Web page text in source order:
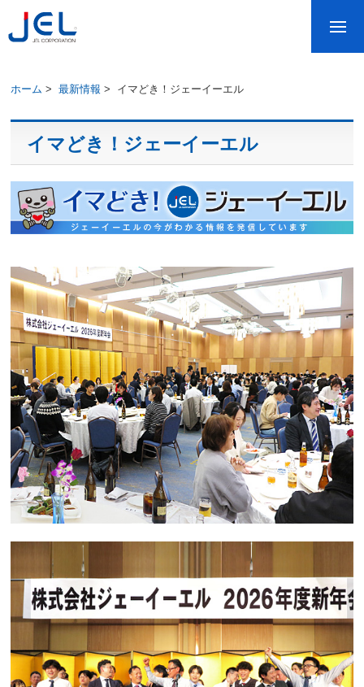
ホーム > 最新情報 > イマどき！ジェーイーエル
イマどき！ジェーイーエル